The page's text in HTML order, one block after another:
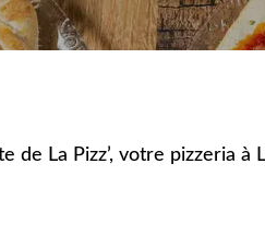
de La Pizz’, votre pizzeria